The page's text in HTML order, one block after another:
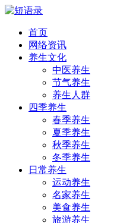
首页
网络资讯
养生文化
中医养生
节气养生
养生人群
四季养生
春季养生
夏季养生
秋季养生
冬季养生
日常养生
运动养生
名家养生
美食养生
旅游养生